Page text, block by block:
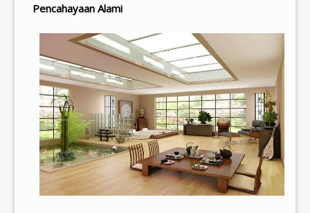
Pencahayaan Alami